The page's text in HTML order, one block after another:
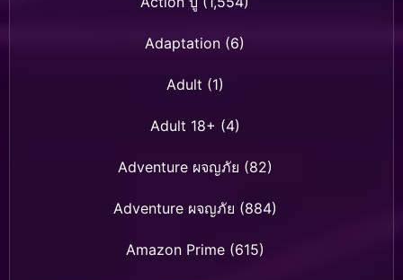
Adaptation (6)
Adult (1)
Adult 18+ (4)
Adventure ผจญภัย (82)
Adventure ผจญภัย (884)
Amazon Prime(615)